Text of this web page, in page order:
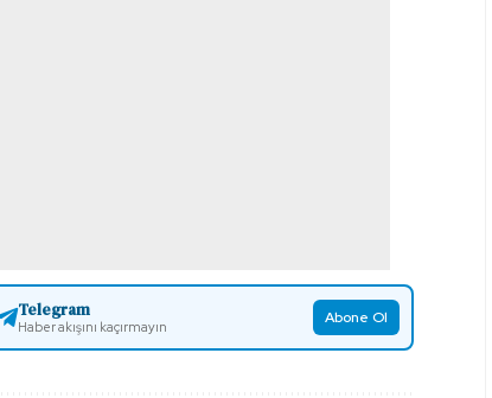
Telegram
Haber akışını kaçırmayın Abone Ol